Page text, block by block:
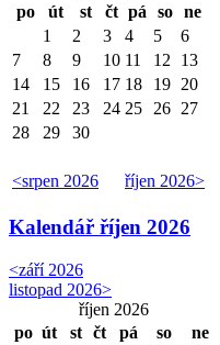
po
út st čt pá so ne
<srpen 2026 říjen 2026>
1 2 3 4 5
6
7
8 9 10 11 12
13
14
15 16 17 18 19 20
21
22 23 24 25 26 27
28
29 30
Kalendář říjen 2026
<září 2026
listopad 2026>
říjen 2026
po út st čt pá so ne